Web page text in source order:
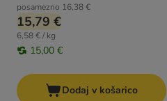
posamezno 16,38 €
15,79 €
6,58 € / kg
15,00 €
Dodaj v košarico